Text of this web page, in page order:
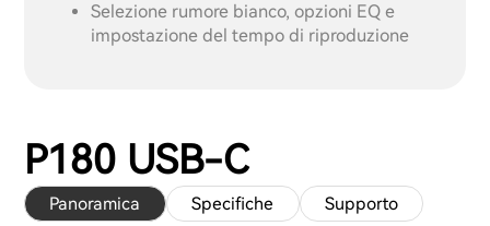
Selezione rumore bianco, opzioni EQ e
impostazione del tempo di riproduzione
P180 USB-C
Panoramica Specifiche Supporto